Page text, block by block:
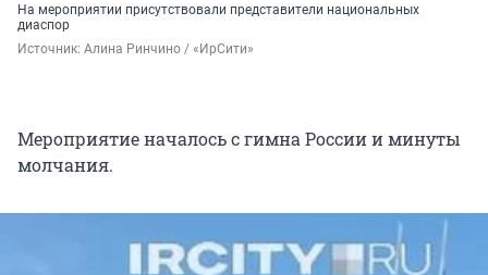
На мероприятии присутствовали представители национальных
диаспор
Источник: Алина Ринчино / «ИрСити»
Мероприятие началось с гимна России и минуты
молчания.